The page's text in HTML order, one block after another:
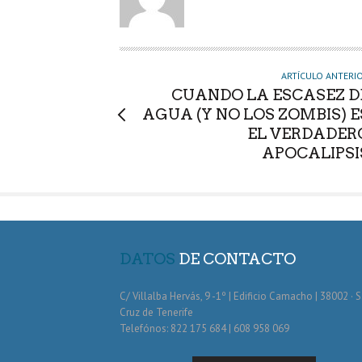
R
ARTÍCULO
CUANDO LA ESCASEZ
AGUA (Y NO LOS ZOMBIS)
EL
DATOS DE CONTACTO
C/ Villalba Hervás, 9 -1º | Edificio Camacho | 38002 ·
Cruz de Tenerife
Telefónos: 822 175 684 | 608 958 069